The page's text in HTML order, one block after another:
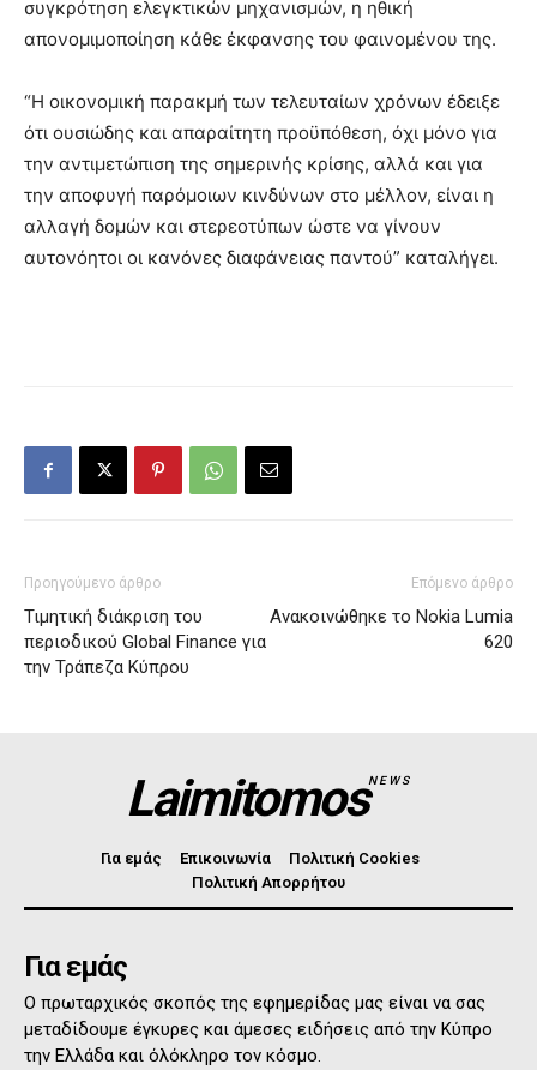
συγκρότηση ελεγκτικών μηχανισμών, η ηθική
απονομιμοποίηση κάθε έκφανσης του φαινομένου της.
“Η οικονομική παρακμή των τελευταίων χρόνων έδειξε
ότι ουσιώδης και απαραίτητη προϋπόθεση, όχι μόνο για
την αντιμετώπιση της σημερινής κρίσης, αλλά και για
την αποφυγή παρόμοιων κινδύνων στο μέλλον, είναι η
αλλαγή δομών και στερεοτύπων ώστε να γίνουν
αυτονόητοι οι κανόνες διαφάνειας παντού” καταλήγει.
Προηγούμενο άρθρο
Τιμητική διάκριση του
περιοδικού Global Finance για
την Τράπεζα Κύπρου
Επόμενο άρθρο
Ανακοινώθηκε το Nokia Lumia
620
LaimitomosNEWS
Για εμάς Επικοινωνία
Πολιτική Cookies
Πολιτική Απορρήτου
Για εμάς
Ο πρωταρχικός σκοπός της εφημερίδας μας είναι να σας
μεταδίδουμε έγκυρες και άμεσες ειδήσεις από την Κύπρο
την Ελλάδα και όλόκληρο τον κόσμο.